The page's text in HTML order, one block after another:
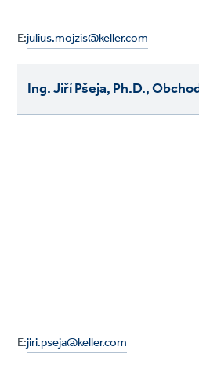
E:julius.mojzis@keller.com
Ing. Jiří Pšeja, Ph.D.,
E:jiri.pseja@keller.com